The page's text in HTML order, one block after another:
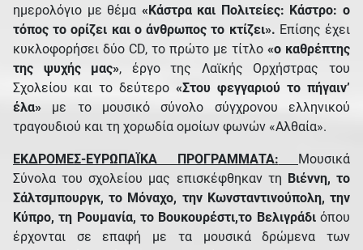
ημερολόγιο με θέμα «Κάστρα και Πολιτείες: Κάστρο: ο
τόπος το ορίζει και ο άνθρωπος το κτίζει». Επίσης έχει
κυκλοφορήσει δύο CD, το πρώτο με τίτλο «ο καθρέπτης
της ψυχής μας», έργο της Λαϊκής Ορχήστρας του
Σχολείου και το δεύτερο «Στου φεγγαριού το πήγαιν’
έλα» με το μουσικό σύνολο σύγχρονου ελληνικού
τραγουδιού και τη χορωδία ομοίων φωνών «Αλθαία».
ΕΚΔΡΟΜΕΣ-ΕΥΡΩΠΑΪΚΑ ΠΡΟΓΡΑΜΜΑΤΑ:
Μουσικά
Σύνολα του σχολείου μας επισκέφθηκαν τη Βιέννη, το
Σάλτσμπουργκ, το Μόναχο, την Κωνσταντινούπολη, την
Κύπρο, τη Ρουμανία, το Βουκουρέστι,το Βελιγράδι όπου
έρχονται σε επαφή με τα μουσικά δρώμενα των